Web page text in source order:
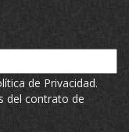
de Privacidad.
del contrato de